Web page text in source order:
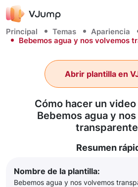
Principal Temas Apariencia
Bebemos agua y nos volvemos
Cómo hacer un video
Bebemos agua y
Abrir plantilla en
Resumen
Nombre de la plantilla:
Bebemos agua y nos volvemos